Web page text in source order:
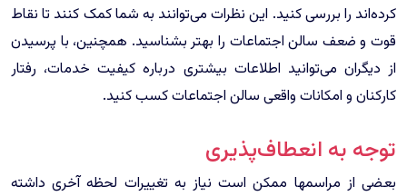
کرده‌اند را بررسی کنید. این نظرات می‌توانند به شما کمک کنند تا نقاط
قوت و ضعف سالن اجتماعات را بهتر بشناسید. همچنین، با پرسیدن
از دیگران می‌توانید اطلاعات بیشتری درباره کیفیت خدمات، رفتار
کارکنان و امکانات واقعی سالن اجتماعات کسب کنید.
توجه به انعطاف‌پذیری
بعضی از مراسمها ممکن است نیاز به تغییرات لحظه آخری داشته